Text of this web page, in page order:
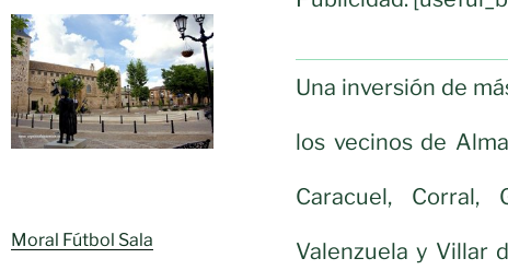
Moral Fútbol Sala
Una inversión de
los vecinos de
Caracuel, Corral,
Valenzuela y Villar